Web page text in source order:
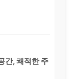
간, 쾌적한 주